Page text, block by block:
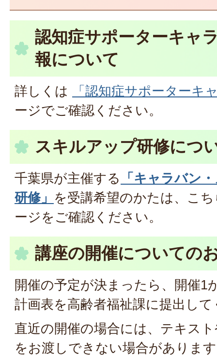
認知症サポーターキャ
報について
詳しくは
「認知症サポーターキ
ージでご確認ください。
スキルアップ研修につ
千葉県が主催する
「キャラバン
研修」 を受講希望のかたは、こ
ージをご確認ください。
講座の開催についての
開催の予定が決まったら、開催1
計画表を高齢者福祉課に提出し
直近の開催の場合には、テキス
をお渡しできない場合がありま